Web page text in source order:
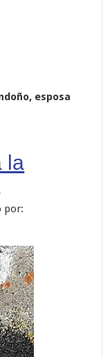
esposa
la
por: